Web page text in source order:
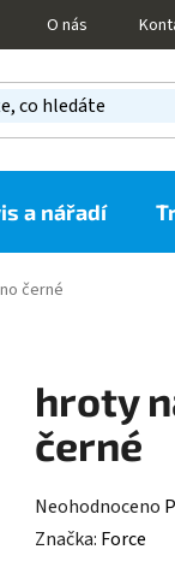
O nás
a nářadí
černé
hroty
černé
Průměrné
hodnocení
Neohodnoceno
Značka: Force